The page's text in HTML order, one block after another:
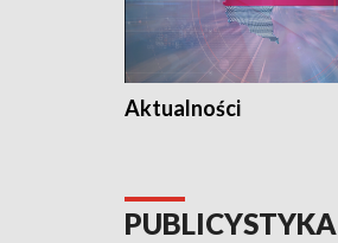
Aktualności
PUBLICYSTYKA